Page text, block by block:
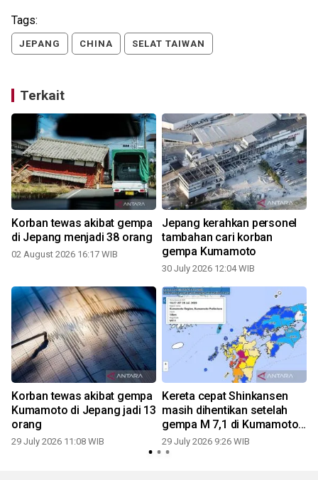
Tags:
JEPANG CHINA SELAT TAIWAN
Terkait
Korban tewas akibat gempa
di Jepang menjadi 38 orang
02 August 2026 16:17 WIB
Jepang kerahkan personel
tambahan cari korban
gempa Kumamoto
30 July 2026 12:04 WIB
Korban tewas akibat gempa
Kumamoto di Jepang jadi 13
orang
29 July 2026 11:08 WIB
Kereta cepat Shinkansen
masih dihentikan setelah
gempa M 7,1 di Kumamoto
Jepang
29 July 2026 9:26 WIB